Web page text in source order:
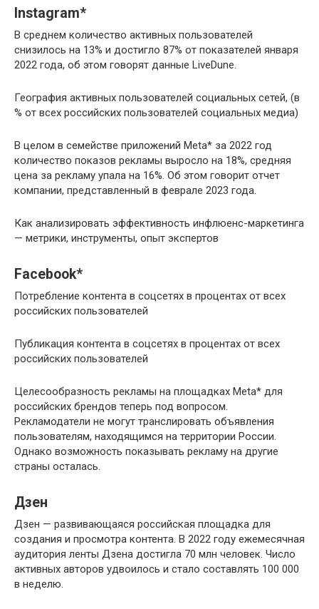
Instagram*
В среднем количество активных пользователей
снизилось на 13% и достигло 87% от показателей января
2022 года, об этом говорят данные LiveDune.
География активных пользователей социальных сетей, (в
% от всех российских пользователей социальных медиа)
В целом в семействе приложений Meta* за 2022 год
количество показов рекламы выросло на 18%, средняя
цена за рекламу упала на 16%. Об этом говорит отчет
компании, представленный в феврале 2023 года.
Как анализировать эффективность инфлюенс-маркетинга
— метрики, инструменты, опыт экспертов
Facebook*
Потребление контента в соцсетях в процентах от всех
российских пользователей
Публикация контента в соцсетях в процентах от всех
российских пользователей
Целесообразность рекламы на площадках Meta* для
российских брендов теперь под вопросом.
Рекламодатели не могут транслировать объявления
пользователям, находящимся на территории России.
Однако возможность показывать рекламу на другие
страны осталась.
Дзен
Дзен — развивающаяся российская площадка для
создания и просмотра контента. В 2022 году ежемесячная
аудитория ленты Дзена достигла 70 млн человек. Число
активных авторов удвоилось и стало составлять 100 000
в неделю.